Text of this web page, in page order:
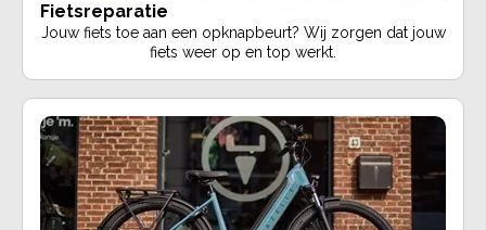
Fietsreparatie
Jouw fiets toe aan een opknapbeurt? Wij zorgen dat jouw
fiets weer op en top werkt.